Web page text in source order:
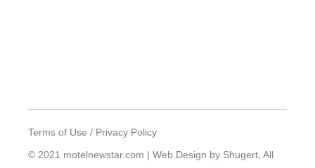
Terms of Use / Privacy Policy
© 2021 motelnewstar.com | Web Design by Shugert , All